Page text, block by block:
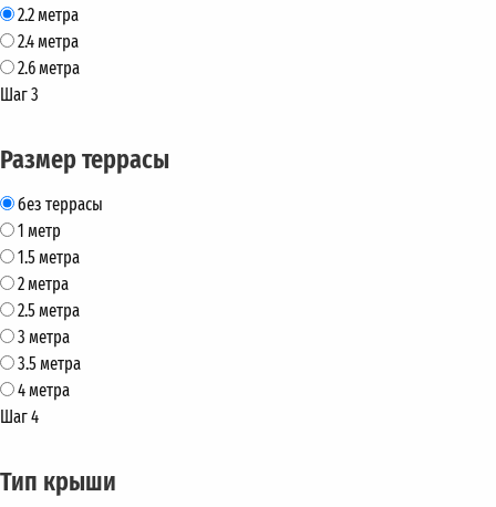
2.2 метра
2.4 метра
2.6 метра
Шаг 3
Размер террасы
без террасы
1 метр
1.5 метра
2 метра
2.5 метра
3 метра
3.5 метра
4 метра
Шаг 4
Тип крыши